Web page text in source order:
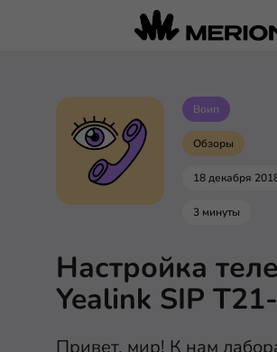
Воип
Обзоры
18 декабря
3 минуты
Настройка
Yealink SIP
Привет, мир! К нам